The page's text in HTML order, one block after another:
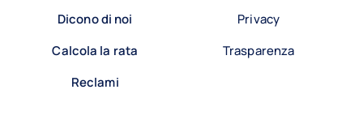
Dicono di noi
Calcola la rata
Reclami
Privacy
Trasparenza